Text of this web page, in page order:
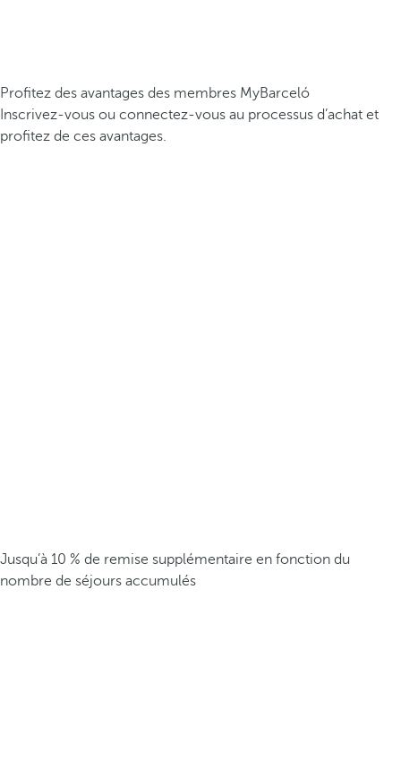
Profitez des avantages des membres MyBarceló
Inscrivez-vous ou connectez-vous au processus d’achat et
profitez de ces avantages.
Jusqu’à 10 % de remise supplémentaire en fonction du
nombre de séjours accumulés